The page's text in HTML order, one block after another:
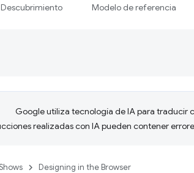
Descubrimiento Modelo de referencia
Google utiliza tecnología de IA para traducir
realizadas con IA pueden contener
Designing in the Browser